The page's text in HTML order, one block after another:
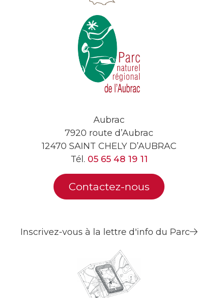
Aubrac
7920 route d’Aubrac
12470 SAINT CHELY D’AUBRAC
Tél. 05 65 48 19 11
Contactez-nous
Inscrivez-vous à la lettre d'info du Parc